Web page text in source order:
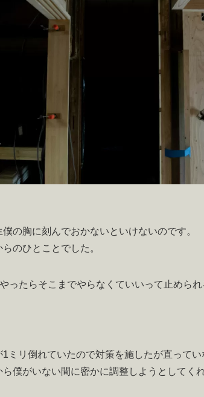
の胸に刻んでおかないといけないのです。
のひとことでした。
ったらそこまでやらなくていいって止めら
ミリ倒れていたので対策を施したが直ってい
僕がいない間に密かに調整しようとしてく